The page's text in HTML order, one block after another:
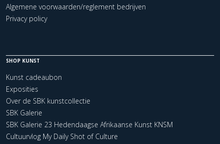
Algemene voorwaarden/reglement bedrijven
Privacy policy
SHOP KUNST
Kunst cadeaubon
Exposities
Over de SBK kunstcollectie
SBK Galerie
SBK Galerie 23 Hedendaagse Afrikaanse Kunst KNSM
Cultuurvlog My Daily Shot of Culture